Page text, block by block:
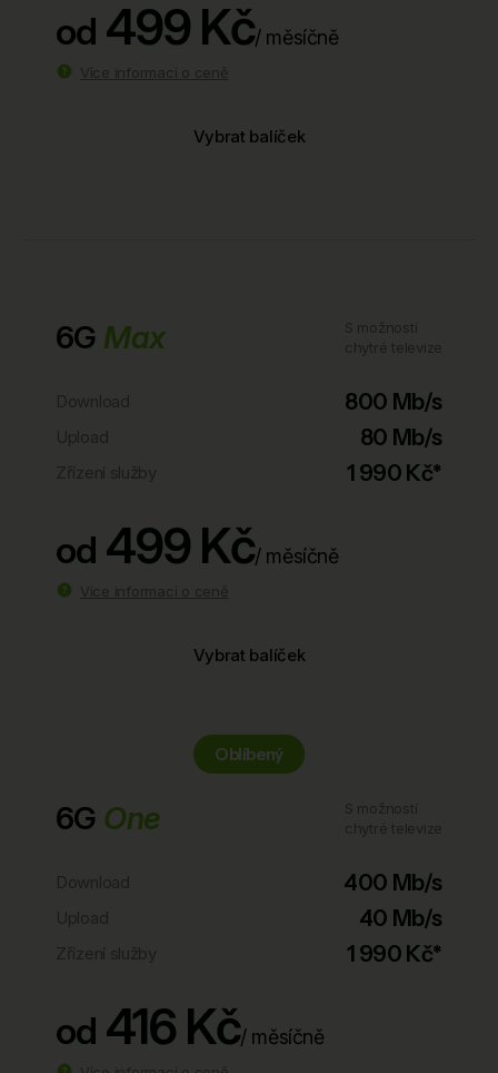
od 499 Kč/ měsíčně
Vybrat balíček
6G Max
800 Mb/s
80 Mb/s
1 990 Kč*
od 499 Kč/ měsíčně
Vybrat balíček
Oblíbený
6G One
400 Mb/s
40 Mb/s
1 990 Kč*
od 416 Kč/ měsíčně